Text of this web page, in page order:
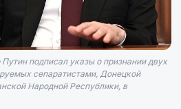
подписал указы о признании двух
сепаратистами, Донецкой
Народной Республики, в